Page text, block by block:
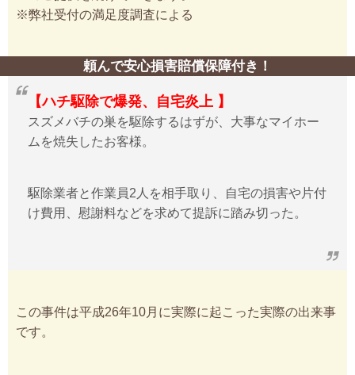
※弊社受付の満足度調査による
頼んで安心損害賠償保障付き！
【ハチ駆除で爆発、自宅炎上 】
スズメバチの巣を駆除するはずが、大事なマイホー
ムを焼失したお客様。
駆除業者と作業員2人を相手取り、自宅の損害や片付
け費用、慰謝料などを求めて提訴に踏み切った。
この事件は平成26年10月に実際に起こった実際の出来事
です。